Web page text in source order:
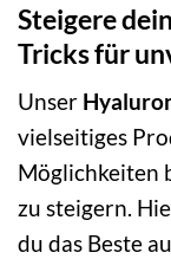
Steigere
Tricks für
Unser
vielseitiges
Möglichkeiten
zu steigern.
du das Beste